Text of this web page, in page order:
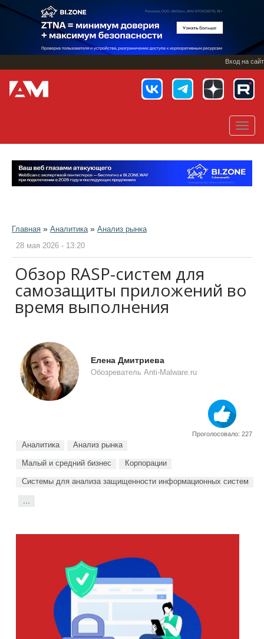
Перейти
основному
Вход на сайт
Главная » Аналитика » Анализ рынка
28 мая 2026 - 13:20
Обзор RASP-систем для
самозащиты приложений во
время выполнения
Елена Дмитриева
Обозреватель Anti-Malware.ru
Проголосовало: 227
Аналитика Анализ рынка
Малый и средний бизнес Корпорации
Системы для анализа защищенности информационных систем
...